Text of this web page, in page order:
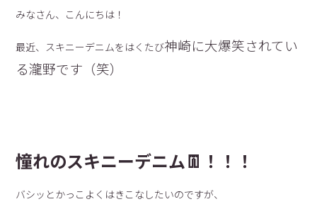
みなさん、こんにちは！
最近、スキニーデニムをはくたび神崎に大爆笑されてい
る瀧野です（笑）
憧れのスキニーデニム👖！！！
バシッとかっこよくはきこなしたいのですが、